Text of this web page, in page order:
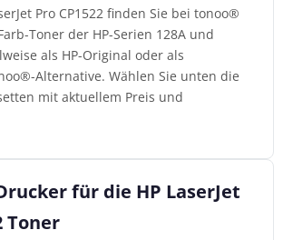
Pro CP1522 finden Sie bei tonoo®
Toner der HP-Serien 128A und
als HP-Original oder als
Alternative. Wählen Sie unten die
mit aktuellem Preis und
für die HP LaserJet
Toner